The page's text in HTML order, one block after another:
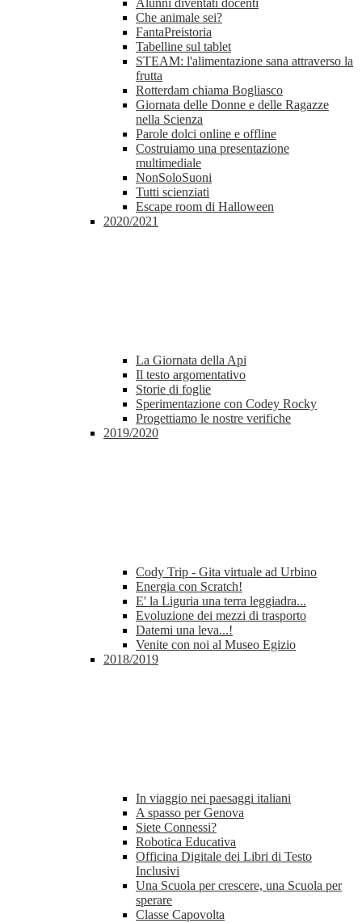
Alunni diventati docenti
Che animale sei?
FantaPreistoria
Tabelline sul tablet
STEAM: l'alimentazione sana attraverso la
frutta
Rotterdam chiama Bogliasco
Giornata delle Donne e delle Ragazze
nella Scienza
Parole dolci online e offline
Costruiamo una presentazione
multimediale
NonSoloSuoni
Tutti scienziati
Escape room di Halloween
2020/2021
La Giornata della Api
Il testo argomentativo
Storie di foglie
Sperimentazione con Codey Rocky
Progettiamo le nostre verifiche
2019/2020
Cody Trip - Gita virtuale ad Urbino
Energia con Scratch!
E' la Liguria una terra leggiadra...
Evoluzione dei mezzi di trasporto
Datemi una leva...!
Venite con noi al Museo Egizio
2018/2019
In viaggio nei paesaggi italiani
A spasso per Genova
Siete Connessi?
Robotica Educativa
Officina Digitale dei Libri di Testo
Inclusivi
Una Scuola per crescere, una Scuola per
sperare
Classe Capovolta